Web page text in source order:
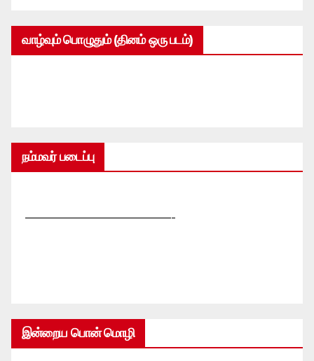
வாழ்வும் பொழுதும் (தினம் ஒரு படம்)
நம்மவர் படைப்பு
—————————————-
இன்றைய பொன் மொழி